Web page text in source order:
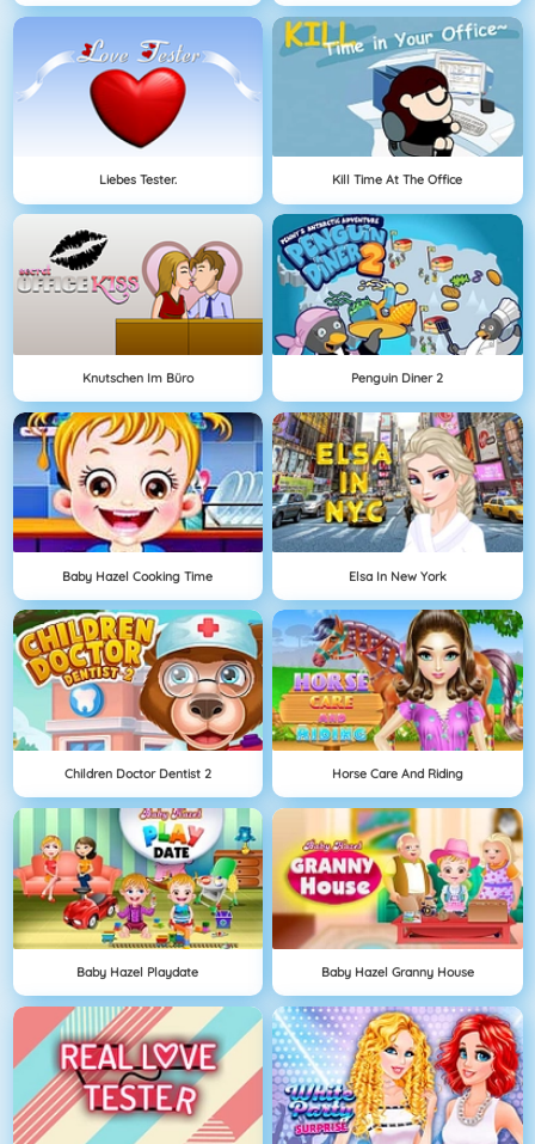
Liebes Tester. Kill Time At The Office
Knutschen Im Büro Penguin Diner 2
Baby Hazel Cooking Time Elsa In New York
Children Doctor Dentist 2 Horse Care And Riding
Baby Hazel Playdate Baby Hazel Granny House